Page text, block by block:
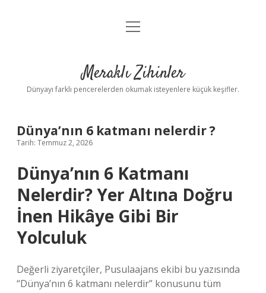
Anasayfa
Yasal Uyarı
menüyü
Meraklı Zihinler
Dünyayı farklı pencerelerden okumak isteyenlere küçük keşifler.
Dünya’nın 6 katmanı nelerdir ?
Tarih: Temmuz 2, 2026
Dünya’nın 6 Katmanı
Nelerdir? Yer Altına Doğru
İnen Hikâye Gibi Bir
Yolculuk
Değerli ziyaretçiler, Pusulaajans ekibi bu yazısında
“Dünya’nın 6 katmanı nelerdir” konusunu tüm